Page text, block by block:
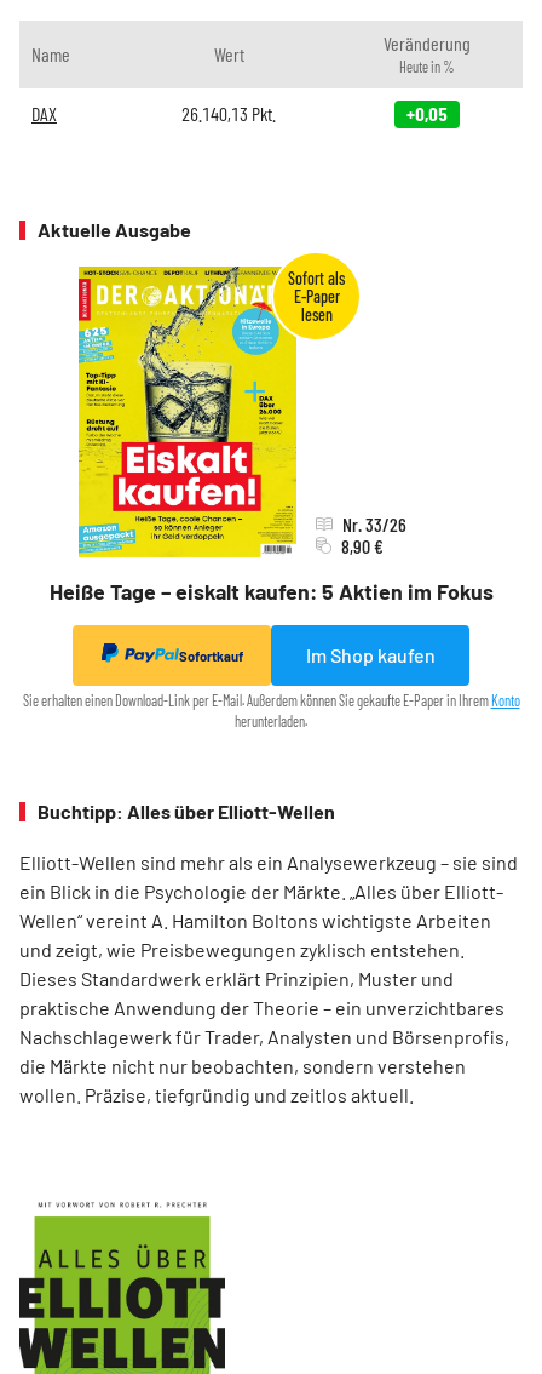
Name Wert Veränderung
Heute in %
DAX 26.140,13 Pkt. +0,05
Aktuelle Ausgabe
Heiße Tage – eiskalt kaufen: 5 Aktien im Fokus
Nr. 33/26
8,90 €
Sofortkauf Im Shop kaufen
Sie erhalten einen Download-Link per E-Mail. Außerdem können Sie gekaufte E-Paper in Ihrem Konto
herunterladen.
Buchtipp: Alles über Elliott-Wellen
Elliott-Wellen sind mehr als ein Analysewerkzeug – sie sind
ein Blick in die Psychologie der Märkte. „Alles über Elliott-
Wellen“ vereint A. Hamilton Boltons wichtigste Arbeiten
und zeigt, wie Preisbewegungen zyklisch entstehen.
Dieses Standardwerk erklärt Prinzipien, Muster und
praktische Anwendung der Theorie – ein unverzichtbares
Nachschlagewerk für Trader, Analysten und Börsenprofis,
die Märkte nicht nur beobachten, sondern verstehen
wollen. Präzise, tiefgründig und zeitlos aktuell.